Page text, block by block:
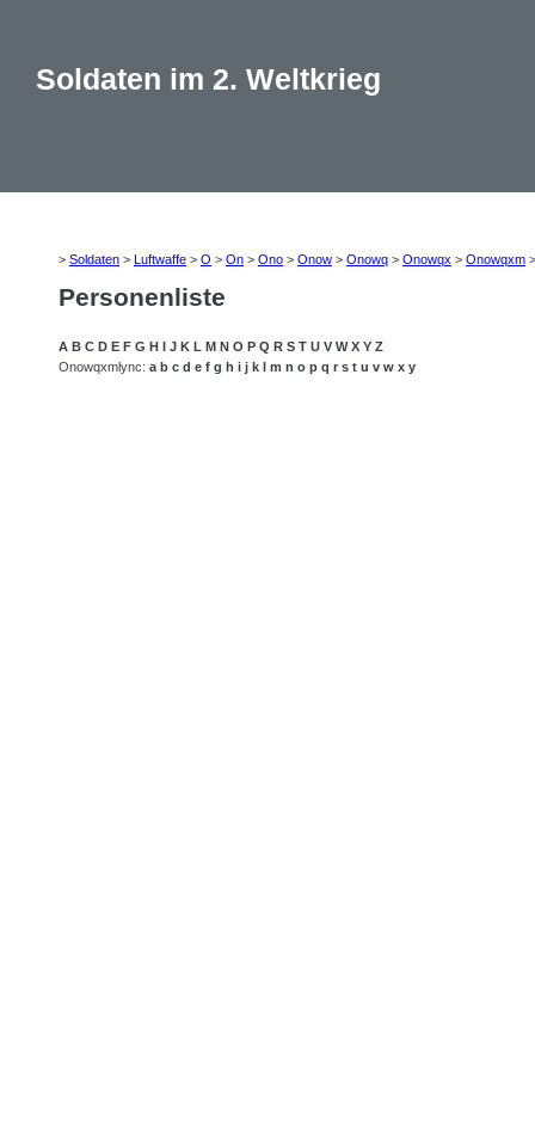
Soldaten im 2. Weltkrieg
> Soldaten > Luftwaffe > O > On > Ono > Onow > Onowq > Onowqx > Onowqxm
Personenliste
A B C D E F G H I J K L M N O P Q R S T U V W X Y Z
Onowqxmlync: a b c d e f g h i j k l m n o p q r s t u v w x y